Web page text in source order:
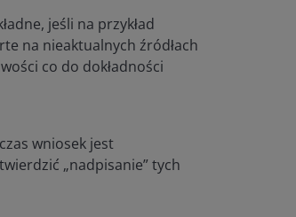
jeśli na przykład
na nieaktualnych źródłach
co do dokładności
wniosek jest
„nadpisanie” tych